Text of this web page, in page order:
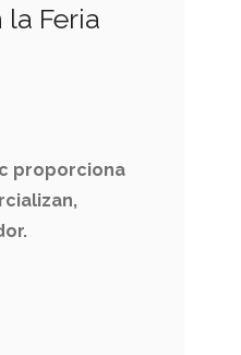
Feria
proporciona